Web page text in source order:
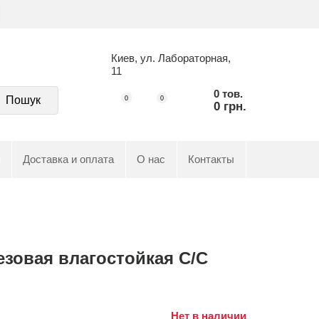
Киев, ул. Лабораторная,
11
Пошук 0 0 0 тов.
0 грн.
Доставка и оплата О нас Контакты
влагостойкая C/C
Нет в наличии